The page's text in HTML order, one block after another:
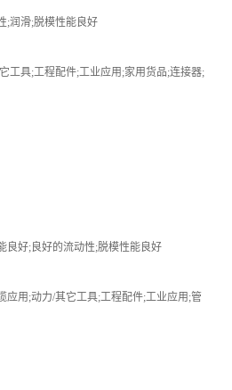
;润滑;脱模性能良好
工具;工程配件;工业应用;家用货品;连接器;
良好;良好的流动性;脱模性能良好
应用;动力/其它工具;工程配件;工业应用;管